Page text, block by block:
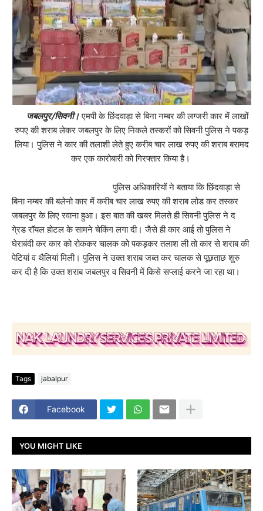
जबलपुर/सिवनी।एमपी के छिंदवाड़ा से बिना नम्बर की लग्जरी कार में लाखों
रुपए की शराब लेकर जबलपुर के लिए निकले तस्करों को सिवनी पुलिस ने पकड़
लिया। पुलिस ने कार की तलाशी लेते हुए करीब चार लाख रुपए की शराब बरामद
कर एक कारोबारी को गिरफ्तार किया है।
पुलिस अधिकारियों ने बताया कि छिंदवाड़ा से
बिना नम्बर की बलेनो कार में करीब चार लाख रुपए की शराब लोड कर तस्कर
जबलपुर के लिए रवाना हुआ। इस बात की खबर मिलते ही सिवनी पुलिस ने द
गे्रड रॉयल होटल के सामने चेकिंग लगा दी। जैसे ही कार आई तो पुलिस ने
घेराबंदी कर कार को रोककर चालक को पकड़कर तलाश ली तो कार से शराब की
पेटियां व थैलियां मिली। पुलिस ने उक्त शराब जब्त कर चालक से पूछताछ शुरु
कर दी है कि उक्त शराब जबलपुर व सिवनी में किसे सप्लाई करने जा रहा था।
Tags jabalpur
Facebook
YOU MIGHT LIKE